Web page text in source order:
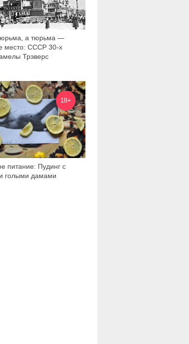
а тюрьма —
место: СССР 30-х
Трэверс
18+
питание: Пудинг с
голыми дамами